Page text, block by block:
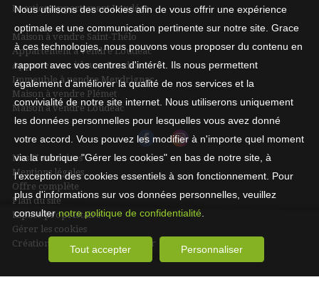
Location appartement Loudéac
Maison à vendre Saint-Thélo
Appartement à vendre Loudéac
Appartement à louer Loudéac
Immeuble à vendre Merdrignac
Maison à vendre Plémet
Maison à vendre Loudéac
Nos Honoraires
Mentions légales
Offre complète
Plan du site
Espace propriétaire
Gérer les cookies
Création site internet immobilier
Nous utilisons des cookies afin de vous offrir une expérience
optimale et une communication pertinente sur notre site. Grace
à ces technologies, nous pouvons vous proposer du contenu en
rapport avec vos centres d'intérêt. Ils nous permettent
également d'améliorer la qualité de nos services et la
convivialité de notre site internet. Nous utiliserons uniquement
les données personnelles pour lesquelles vous avez donné
votre accord. Vous pouvez les modifier à n'importe quel moment
via la rubrique "Gérer les cookies" en bas de notre site, à
l'exception des cookies essentiels à son fonctionnement. Pour
plus d'informations sur vos données personnelles, veuillez
consulternotre politique de confidentialité
Tout accepter Personnaliser